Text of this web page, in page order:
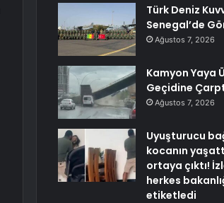
Türk Deniz
Senegal’de
Ağustos 7, 2026
Kamyon Yaya
Geçidine
Ağustos 7, 2026
Uyuşturucu
kocanın
ortaya çıktı!
herkes
etiketledi